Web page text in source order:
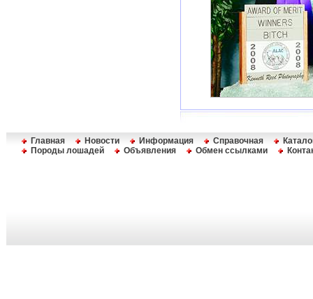
Главная Новости Информация Справочная
Породы лошадей
Объявления Обмен ссылками